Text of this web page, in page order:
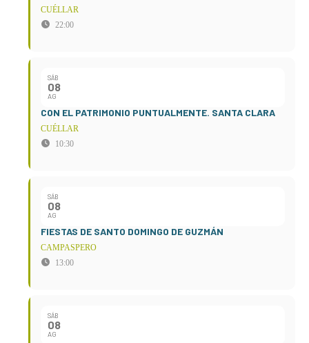
CUÉLLAR
22:00
SÁB
08
AG
CON EL PATRIMONIO PUNTUALMENTE. SANTA CLARA
CUÉLLAR
10:30
SÁB
08
AG
FIESTAS DE SANTO DOMINGO DE GUZMÁN
CAMPASPERO
13:00
SÁB
08
AG